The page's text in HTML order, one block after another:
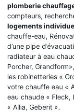
plomberie
compteurs,
logements
chauffe-eau,
d’une pipe
radiateur à eau
Porcher, Grandform»,
les robinetteries «
votre chauffe eau «
eau chaude « Fleck,
« Allia, Geberit ».